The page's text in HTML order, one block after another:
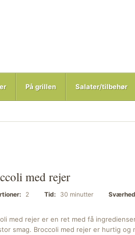
På grillen Salater/tilbehør
med rejer
2 Tid: 30 minutter
med rejer er en ret med få
smag. Broccoli med rejer er hurtig og